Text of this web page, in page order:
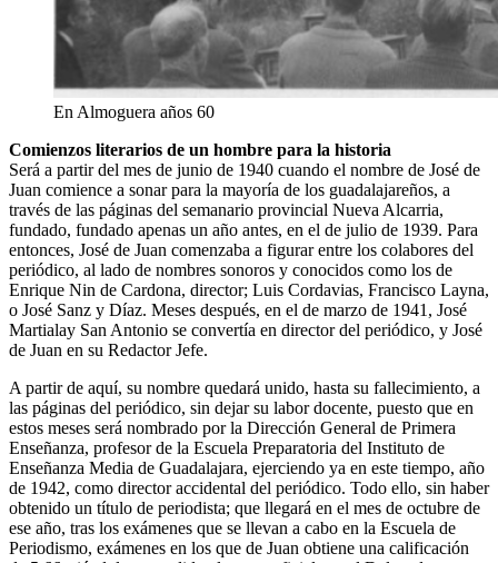
En Almoguera años 60
Comienzos literarios de un hombre para la historia
Será a partir del mes de junio de 1940 cuando el nombre de José de
Juan comience a sonar para la mayoría de los guadalajareños, a
través de las páginas del semanario provincial Nueva Alcarria,
fundado, fundado apenas un año antes, en el de julio de 1939. Para
entonces, José de Juan comenzaba a figurar entre los colabores del
periódico, al lado de nombres sonoros y conocidos como los de
Enrique Nin de Cardona, director; Luis Cordavias, Francisco Layna,
o José Sanz y Díaz. Meses después, en el de marzo de 1941, José
Martialay San Antonio se convertía en director del periódico, y José
de Juan en su Redactor Jefe.
A partir de aquí, su nombre quedará unido, hasta su fallecimiento, a
las páginas del periódico, sin dejar su labor docente, puesto que en
estos meses será nombrado por la Dirección General de Primera
Enseñanza, profesor de la Escuela Preparatoria del Instituto de
Enseñanza Media de Guadalajara, ejerciendo ya en este tiempo, año
de 1942, como director accidental del periódico. Todo ello, sin haber
obtenido un título de periodista; que llegará en el mes de octubre de
ese año, tras los exámenes que se llevan a cabo en la Escuela de
Periodismo, exámenes en los que de Juan obtiene una calificación